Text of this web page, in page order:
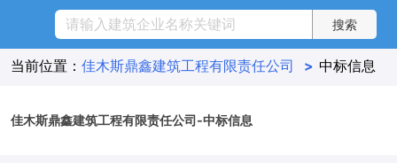
当前位置： 佳木斯鼎鑫建筑工程有限责任公司 > 中标信息
佳木斯鼎鑫建筑工程有限责任公司-中标信息